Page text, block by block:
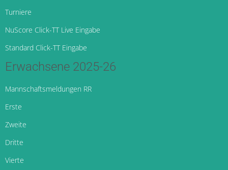
Turniere
NuScore Click-TT Live Eingabe
Standard Click-TT Eingabe
Erwachsene 2025-26
Mannschaftsmeldungen RR
Erste
Zweite
Dritte
Vierte